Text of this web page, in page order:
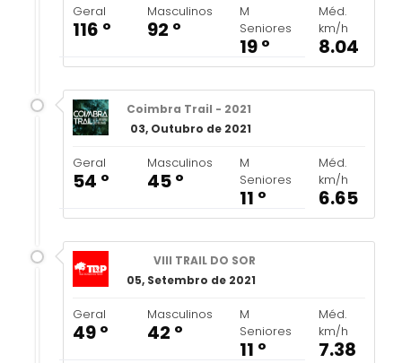
Geral
116 º
Masculinos
92 º
M
Seniores
19 º
Méd.
km/h
8.04
Coimbra Trail - 2021
03, Outubro de 2021
Geral
54 º
Masculinos
45 º
M
Seniores
11 º
Méd.
km/h
6.65
VIII TRAIL DO SOR
05, Setembro de 2021
Geral
49 º
Masculinos
42 º
M
Seniores
11 º
Méd.
km/h
7.38